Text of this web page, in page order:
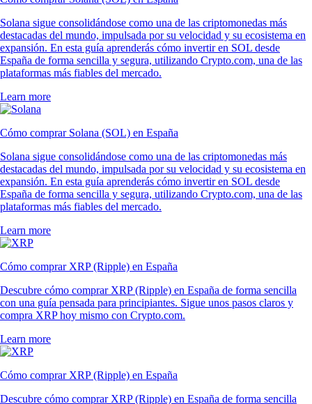
LINK$7.02-1.11%
Qué opinan nuestros usuarios
4.7
320k Reviews
660k Reviews